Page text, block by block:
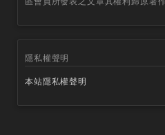
隱私權聲明
本站隱私權聲明